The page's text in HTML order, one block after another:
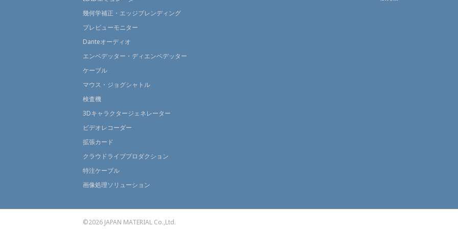
幾何学補正・エッジブレンディング
プレビューモニター
Danteオーディオ
エンベデッター・ディエンベデッター
ケーブル
マウス・ジョグシャトル
検査機
3Dキャラクタージェネレーター
ビデオレコーダー
拡張カード
クラウドライブプロダクション
特注ケーブル
画像処理ソリューション
©2026 JAPAN MATERIAL Co.,Ltd.